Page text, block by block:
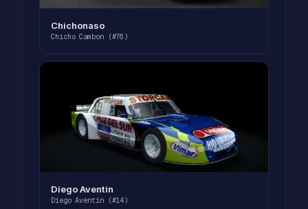
Chichonaso
Chicho Cambon (#76)
Diego Aventín
Diego Aventín (#14)